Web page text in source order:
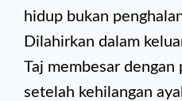
hidup bukan
Dilahirkan dalam
Taj membesar dengan
setelah kehilangan